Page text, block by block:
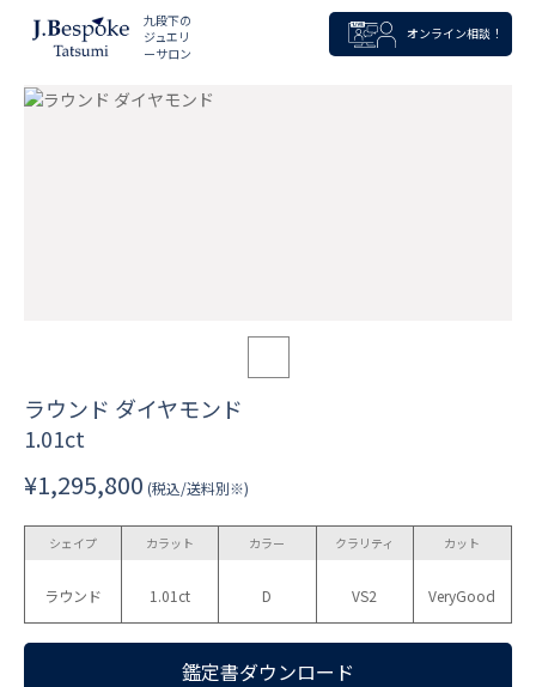
九段下の
ジュエリ
ーサロン
オンライン相談！
ラウンド ダイヤモンド
1.01ct
¥1,295,800 (税込/送料別※)
シェイプ
ラウンド
カラット
1.01ct
カラー
D
クラリティ
VS2
カット
VeryGood
鑑定書ダウンロード